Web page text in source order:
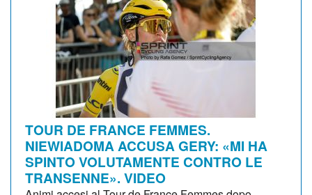
TOUR DE FRANCE FEMMES.
NIEWIADOMA ACCUSA GERY: «MI HA
SPINTO VOLUTAMENTE CONTRO LE
TRANSENNE». VIDEO